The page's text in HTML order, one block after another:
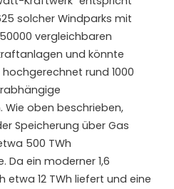
solcher Windparks mit
vergleichbaren
und könnte
rund 1000
oben beschrieben,
Speicherung über Gas
500 TWh
Da ein moderner 1,6
etwa 12 TWh liefert und eine